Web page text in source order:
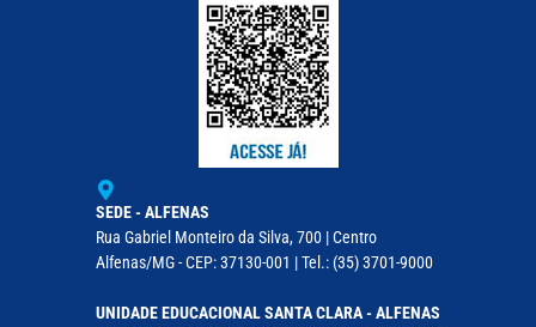
SEDE - ALFENAS
Rua Gabriel Monteiro da Silva, 700 | Centro
Alfenas/MG - CEP: 37130-001 | Tel.: (35) 3701-9000
UNIDADE EDUCACIONAL SANTA CLARA - ALFENAS